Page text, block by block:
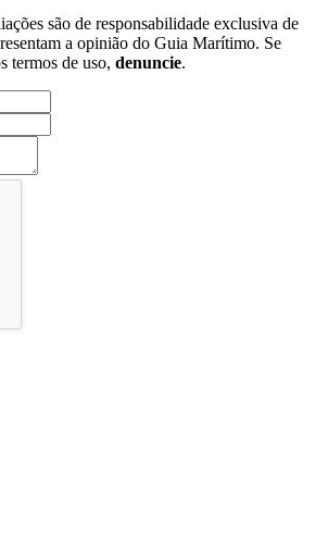
são de responsabilidade exclusiva de
a opinião do Guia Marítimo. Se
termos de uso, denuncie.